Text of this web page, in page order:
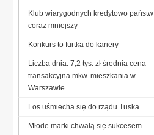
Klub wiarygodnych kredytowo państw
coraz mniejszy
Konkurs to furtka do kariery
Liczba dnia: 7,2 tys. zł średnia cena
transakcyjna mkw. mieszkania w
Warszawie
Los uśmiecha się do rządu Tuska
Młode marki chwalą się sukcesem